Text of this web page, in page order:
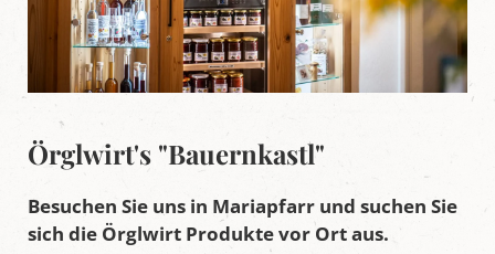
Örglwirt's "Bauernkastl"
Besuchen Sie uns in Mariapfarr und suchen Sie
sich die Örglwirt Produkte vor Ort aus.